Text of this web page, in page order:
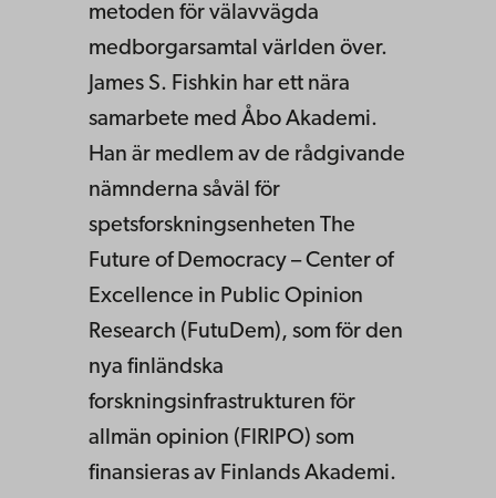
metoden för välavvägda
medborgarsamtal världen över.
James S. Fishkin har ett nära
samarbete med Åbo Akademi.
Han är medlem av de rådgivande
nämnderna såväl för
spetsforskningsenheten The
Future of Democracy – Center of
Excellence in Public Opinion
Research (FutuDem), som för den
nya finländska
forskningsinfrastrukturen för
allmän opinion (FIRIPO) som
finansieras av Finlands Akademi.